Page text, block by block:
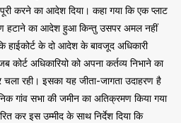
पूरी करने का आदेश दिया। कहा गया कि एक प्लाट
हटाने का आदेश हुआ किन्तु उसपर अमल नहीं
हाईकोर्ट के दो आदेश के बावजूद अधिकारी
कोर्ट अधिकारियो को अपना कर्तव्य निभाने का
रही। इसका यह जीता-जागता उदाहरण है
गांव सभा की जमीन का अतिक्रमण किया गया
कर इस उम्मीद के साथ निर्देश दिया कि